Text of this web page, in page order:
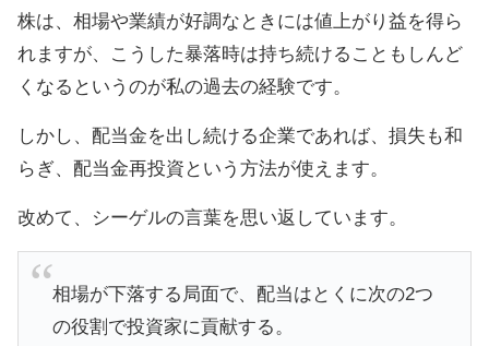
株は、相場や業績が好調なときには値上がり益を得ら
れますが、こうした暴落時は持ち続けることもしんど
くなるというのが私の過去の経験です。
しかし、配当金を出し続ける企業であれば、損失も和
らぎ、配当金再投資という方法が使えます。
改めて、シーゲルの言葉を思い返しています。
相場が下落する局面で、配当はとくに次の2つ
の役割で投資家に貢献する。